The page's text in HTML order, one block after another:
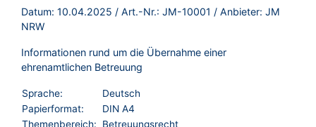
Datum: 10.04.2025 / Art.-Nr.: JM-10001 / Anbieter: JM
NRW
Informationen rund um die Übernahme einer
ehrenamtlichen Betreuung
Sprache:
Deutsch
Papierformat:
DIN A4
Themenbereich:
Betreuungsrecht